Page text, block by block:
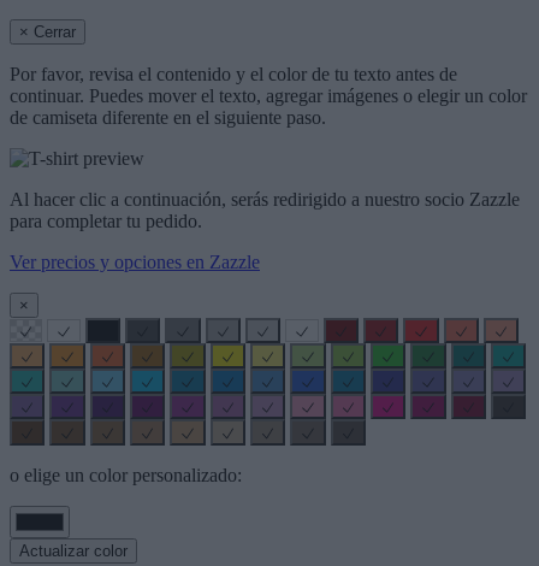
× Cerrar
Por favor, revisa el contenido y el color de tu texto antes de
continuar. Puedes mover el texto, agregar imágenes o elegir un color
de camiseta diferente en el siguiente paso.
Al hacer clic a continuación, serás redirigido a nuestro socio Zazzle
para completar tu pedido.
Ver precios y opciones en Zazzle
×
o elige un color personalizado:
Actualizar color